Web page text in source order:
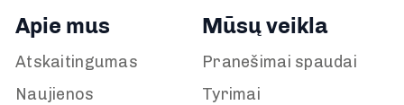
Apie mus
Atskaitingumas
Naujienos
Mūsų veikla
Pranešimai spaudai
Tyrimai